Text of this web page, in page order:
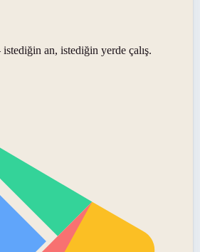
an, istediğin yerde çalış.